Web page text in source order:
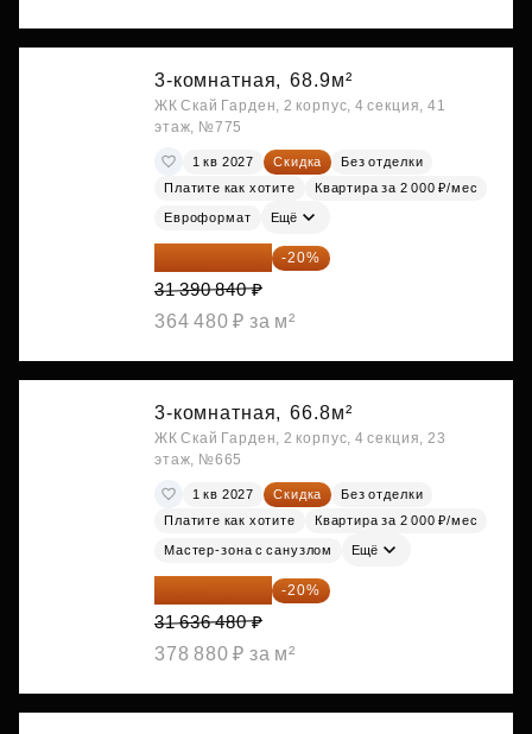
3-комнатная, 68.9м²
ЖК Скай Гарден, 2 корпус, 4 секция, 41
этаж, №775
1 кв 2027 Скидка
Без отделки
Платите как хотите
Квартира за 2 000 ₽/мес
Евроформат Ещё
25 112 672 ₽ -20%
31 390 840 ₽
364 480 ₽ за м²
3-комнатная, 66.8м²
ЖК Скай Гарден, 2 корпус, 4 секция, 23
этаж, №665
1 кв 2027 Скидка
Без отделки
Платите как хотите
Квартира за 2 000 ₽/мес
Мастер-зона с санузлом Ещё
25 309 184 ₽ -20%
31 636 480 ₽
378 880 ₽ за м²